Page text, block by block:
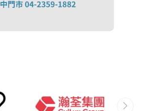
」看到此職缺。